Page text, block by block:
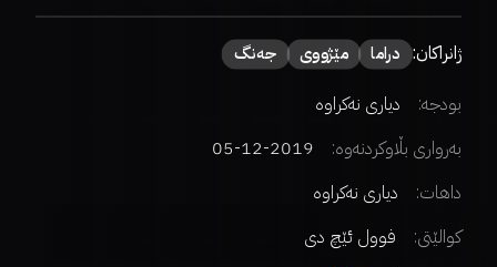
ژانراکان: دراما مێژووی جەنگ
بودجە:
دیاری نەکراوە
بەرواری بڵاوکردنەوە:
2019-12-05
داهات:
دیاری نەکراوە
کوالێتی:
فوول ئێچ دی